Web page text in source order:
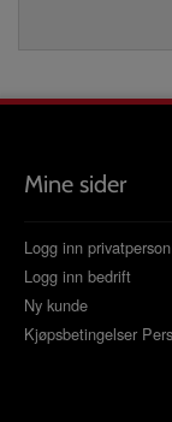
Mine sider
Logg inn privatperson
Logg inn bedrift
Ny kunde
Kjøpsbetingelser